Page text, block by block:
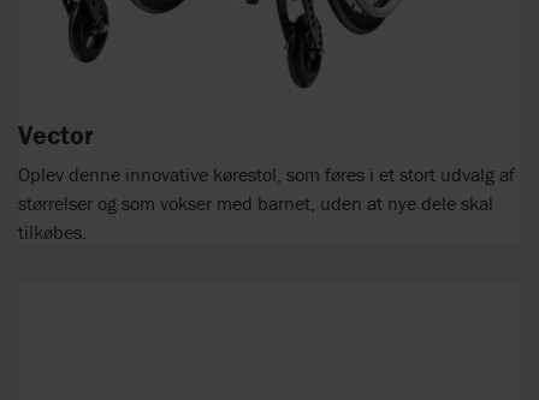
Vector
Oplev denne innovative kørestol, som føres i et stort udvalg af
størrelser og som vokser med barnet, uden at nye dele skal
tilkøbes.